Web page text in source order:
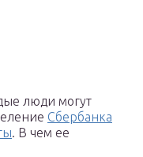
люди могут
Сбербанка
. В чем ее